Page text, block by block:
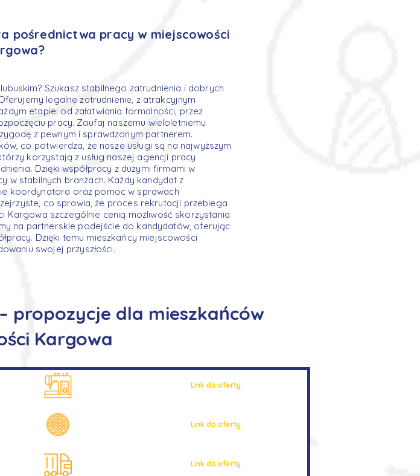
pośrednictwa pracy w miejscowości
Szukasz stabilnego zatrudnienia i dobrych
legalne zatrudnienie, z atrakcyjnym
etapie: od załatwiania formalności, przez
pracy. Zaufaj naszemu wieloletniemu
z pewnym i sprawdzonym partnerem.
co potwierdza, że nasze usługi są na najwyższym
korzystają z usług naszej agencji pracy
Dzięki współpracy z dużymi firmami w
w stabilnych branżach. Każdy kandydat z
koordynatora oraz pomoc w sprawach
co sprawia, że proces rekrutacji przebiega
Kargowa szczególnie cenią możliwość skorzystania
na partnerskie podejście do kandydatów, oferując
Dzięki temu mieszkańcy miejscowości
swojej przyszłości.
propozycje dla mieszkańców
Kargowa
Link do oferty
Link do oferty
Link do oferty